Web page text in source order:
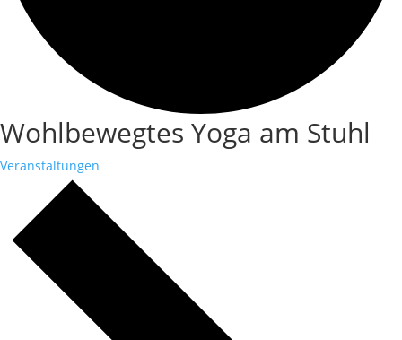
Wohlbewegtes Yoga am Stuhl
Veranstaltungen